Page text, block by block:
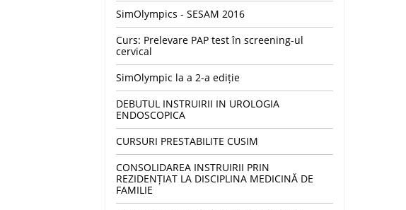
SimOlympics - SESAM 2016
Curs: Prelevare PAP test în screening-ul
cervical
SimOlympic la a 2-a ediție
DEBUTUL INSTRUIRII IN UROLOGIA
ENDOSCOPICA
CURSURI PRESTABILITE CUSIM
CONSOLIDAREA INSTRUIRII PRIN
REZIDENȚIAT LA DISCIPLINA MEDICINĂ DE
FAMILIE